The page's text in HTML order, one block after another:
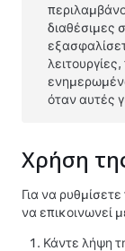
διαθέσιμες
όταν αυτές
Χρήση
Για να
να επικοινωνεί
Κάντε λήψη